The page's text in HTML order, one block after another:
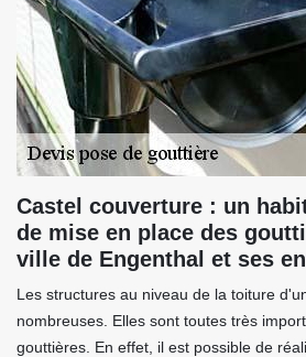
Castel couverture : un
de mise en place des
ville de Engenthal et ses
Les structures au niveau de la toiture
nombreuses. Elles sont toutes très
gouttières. En effet, il est possible de